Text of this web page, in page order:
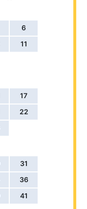
6
11
17
22
31
36
41